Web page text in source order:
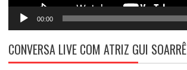
00:00
CONVERSA LIVE COM ATRIZ GUI SOARRÊ